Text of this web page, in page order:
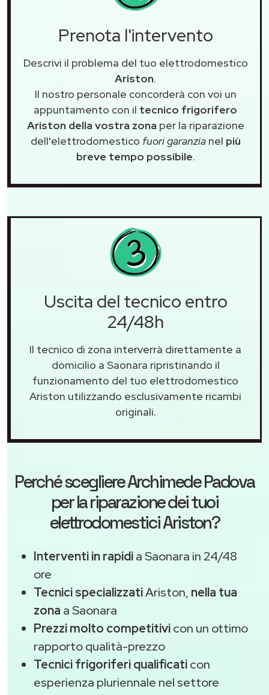
Prenota l'intervento
Descrivi il problema del tuo elettrodomestico
Ariston.
Il nostro personale concorderà con voi un
appuntamento con il tecnico frigorifero
Ariston della vostra zona per la riparazione
dell'elettrodomestico fuori garanzianel più
breve tempo possibile.
Uscita del tecnico entro
24/48h
Il tecnico di zona interverrà direttamente a
domicilio a Saonara ripristinando il
funzionamento del tuo elettrodomestico
Ariston utilizzando esclusivamente ricambi
originali.
Perché scegliereArchimede Padova
per la riparazione dei tuoi
elettrodomestici Ariston?
Interventi in rapidia Saonara in 24/48
ore
Tecnici specializzatiAriston, nella tua
zona a Saonara
Prezzi molto competitivicon un ottimo
rapporto qualità-prezzo
Tecnici frigoriferi qualificaticon
esperienza pluriennale nel settore